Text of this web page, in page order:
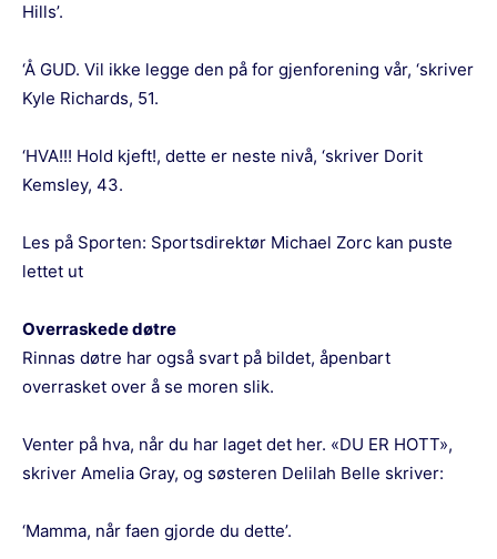
Hills’.
‘Å GUD. Vil ikke legge den på for gjenforening vår, ‘skriver
Kyle Richards, 51.
‘HVA!!! Hold kjeft!, dette er neste nivå, ‘skriver Dorit
Kemsley, 43.
Les på Sporten: Sportsdirektør Michael Zorc kan puste
lettet ut
Overraskede døtre
Rinnas døtre har også svart på bildet, åpenbart
overrasket over å se moren slik.
Venter på hva, når du har laget det her. «DU ER HOTT»,
skriver Amelia Gray, og søsteren Delilah Belle skriver:
‘Mamma, når faen gjorde du dette’.